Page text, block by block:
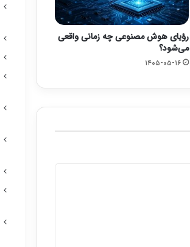
رؤیای هوش مصنوعی چه زمانی واقعی
می‌شود؟
۱۴۰۵-۰۵-۱۶